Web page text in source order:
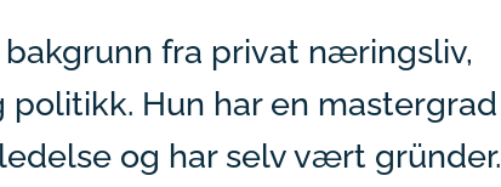
bakgrunn fra privat næringsliv,
Hun har en mastergrad
og har selv vært gründer.